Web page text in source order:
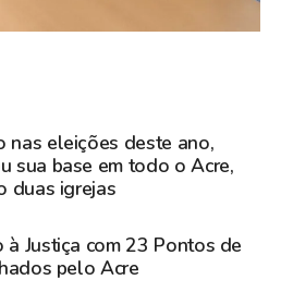
nas eleições deste ano,
sua base em todo o Acre,
duas igrejas
Justiça com 23 Pontos de
pelo Acre